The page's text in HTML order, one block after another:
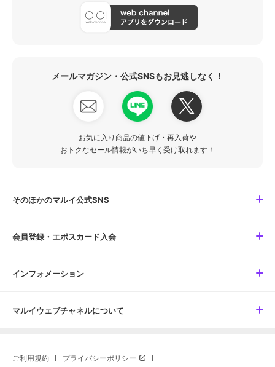
メールマガジン・公式SNSもお見逃しなく！
お気に入り商品の値下げ・再入荷や
おトクなセール情報がいち早く受け取れます！
そのほかのマルイ公式SNS
会員登録・エポスカード入会
インフォメーション
マルイウェブチャネルについて
ご利用規約 プライバシーポリシー